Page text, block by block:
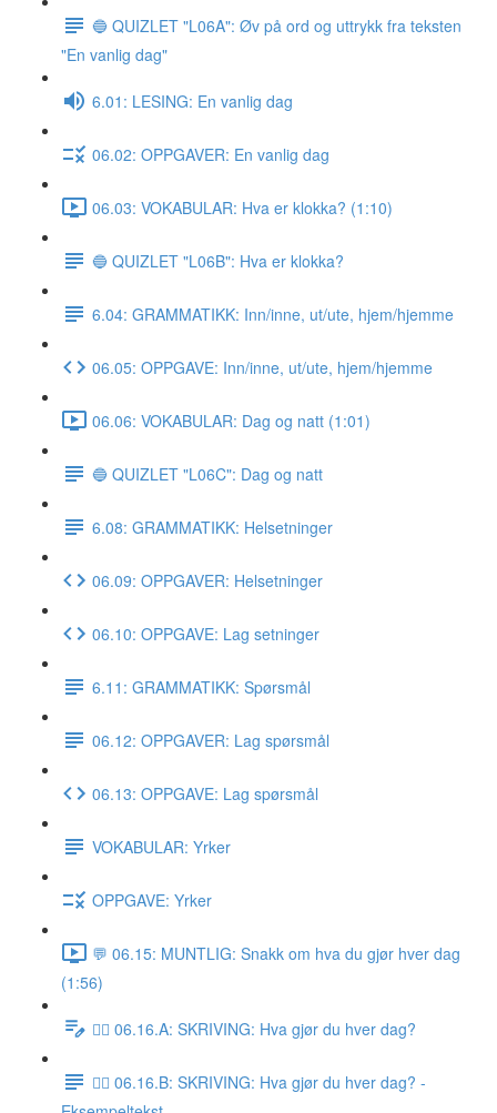
🔵 QUIZLET "L06A": Øv på ord og uttrykk fra teksten
"En vanlig dag"
6.01: LESING: En vanlig dag
06.02: OPPGAVER: En vanlig dag
06.03: VOKABULAR: Hva er klokka? (1:10)
🔵 QUIZLET "L06B": Hva er klokka?
6.04: GRAMMATIKK: Inn/inne, ut/ute, hjem/hjemme
06.05: OPPGAVE: Inn/inne, ut/ute, hjem/hjemme
06.06: VOKABULAR: Dag og natt (1:01)
🔵 QUIZLET "L06C": Dag og natt
6.08: GRAMMATIKK: Helsetninger
06.09: OPPGAVER: Helsetninger
06.10: OPPGAVE: Lag setninger
6.11: GRAMMATIKK: Spørsmål
06.12: OPPGAVER: Lag spørsmål
06.13: OPPGAVE: Lag spørsmål
VOKABULAR: Yrker
OPPGAVE: Yrker
💬 06.15: MUNTLIG: Snakk om hva du gjør hver dag
(1:56)
✍🏼 06.16.A: SKRIVING: Hva gjør du hver dag?
✍🏼 06.16.B: SKRIVING: Hva gjør du hver dag? -